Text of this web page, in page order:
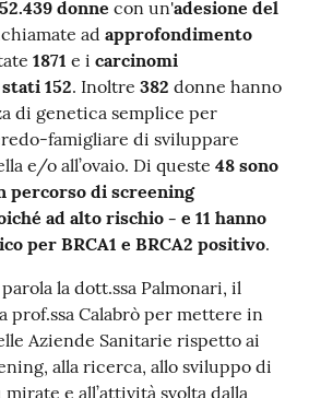
52.439 donne con un'adesione del
ad approfondimento
1871 e i carcinomi
152. Inoltre 382 donne hanno
di genetica semplice per
famigliare di sviluppare
e/o all’ovaio. Di queste 48 sono
percorso di screening
ad alto rischio - e 11 hanno
per BRCA1 e BRCA2 positivo.
la dott.ssa Palmonari, il
prof.ssa Calabrò per mettere in
Aziende Sanitarie rispetto ai
alla ricerca, allo sviluppo di
e all’attività svolta dalla